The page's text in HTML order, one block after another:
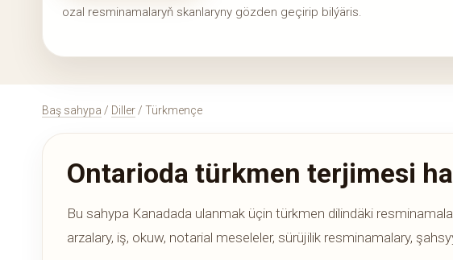
ozal resminamalaryň skanlaryny gözden geçirip bilýäris.
Baş sahypa / Diller / Türkmençe
Ontarioda türkmen terjimesi
Bu sahypa Kanadada ulanmak üçin türkmen dilindäki
arzalary, iş, okuw, notarial meseleler, sürüjilik resminamalary,